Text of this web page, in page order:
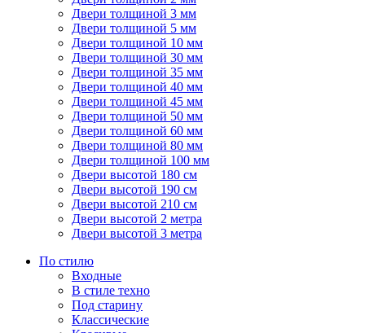
Двери толщиной 3 мм
Двери толщиной 5 мм
Двери толщиной 10 мм
Двери толщиной 30 мм
Двери толщиной 35 мм
Двери толщиной 40 мм
Двери толщиной 45 мм
Двери толщиной 50 мм
Двери толщиной 60 мм
Двери толщиной 80 мм
Двери толщиной 100 мм
Двери высотой 180 см
Двери высотой 190 см
Двери высотой 210 см
Двери высотой 2 метра
Двери высотой 3 метра
По стилю
Входные
В стиле техно
Под старину
Классические